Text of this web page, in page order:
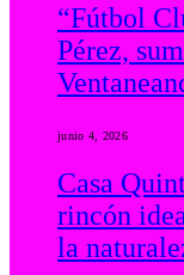
“Fútbol
Pérez,
junio 4, 2026
Casa
rincón
la